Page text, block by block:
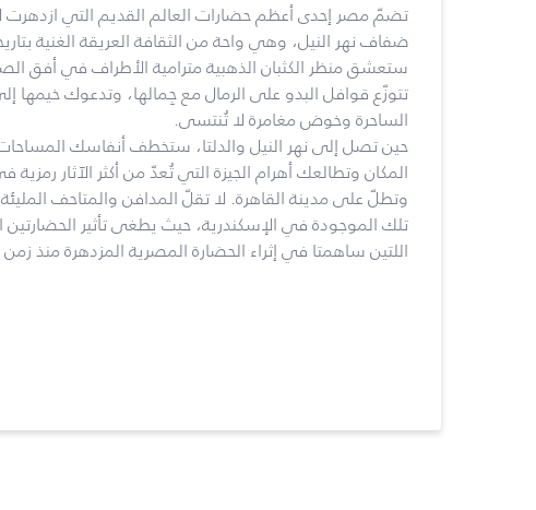
تضمّ مصر إحدى أعظم حضارات العالم القديم التي
ضفاف نهر النيل، وهي واحة من الثقافة العريقة الغنية
ستعشق منظر الكثبان الذهبية مترامية الأطراف في أفق
تتوزّع قوافل البدو على الرمال مع جِمالها، وتدعوك خيمها إلى
الساحرة وخوض مغامرة لا تُنتسى.
حين تصل إلى نهر النيل والدلتا، ستخطف أنفاسك
المكان وتطالعك أهرام الجيزة التي تُعدّ من أكثر الآثار
وتطلّ على مدينة القاهرة. لا تقلّ المدافن والمتاحف
تلك الموجودة في الإسكندرية، حيث يطغى تأثير الحضارتين
اللتين ساهمتا في إثراء الحضارة المصرية المزدهرة منذ زمن